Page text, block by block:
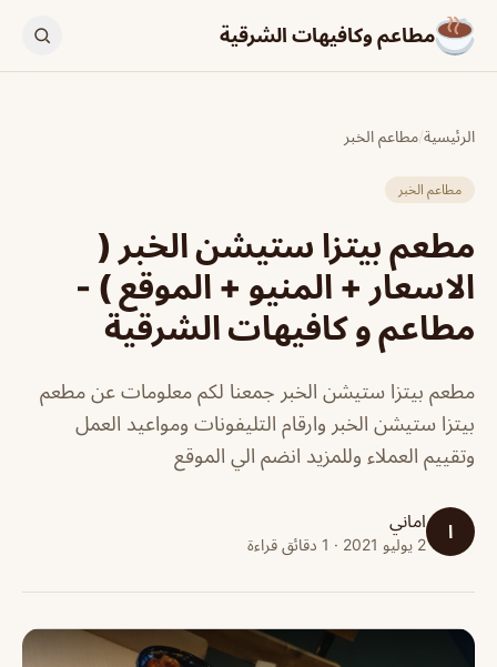
مطاعم وكافيهات الشرقية
الرئيسية/مطاعم الخبر
مطاعم الخبر
مطعم بيتزا ستيشن الخبر (
الاسعار + المنيو + الموقع ) -
مطاعم و كافيهات الشرقية
مطعم بيتزا ستيشن الخبر جمعنا لكم معلومات عن مطعم
بيتزا ستيشن الخبر وارقام التليفونات ومواعيد العمل
وتقييم العملاء وللمزيد انضم الي الموقع
ا اماني
2 يوليو 2021 · 1 دقائق قراءة